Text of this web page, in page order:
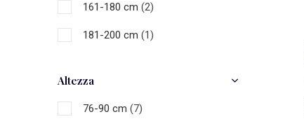
161-180 cm (2)
181-200 cm (1)
Altezza
76-90 cm (7)